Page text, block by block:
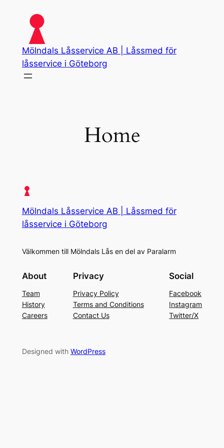
content
Mölndals Låsservice AB | Låssmed för
låsservice i Göteborg
Home
Mölndals Låsservice AB | Låssmed för
låsservice i Göteborg
Välkommen till Mölndals Lås en del av Paralarm
About
Team
History
Careers
Privacy
Privacy Policy
Terms and Conditions
Contact Us
Social
Facebook
Instagram
Twitter/X
Designed with WordPress